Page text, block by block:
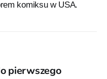
komiksu w USA.
pierwszego